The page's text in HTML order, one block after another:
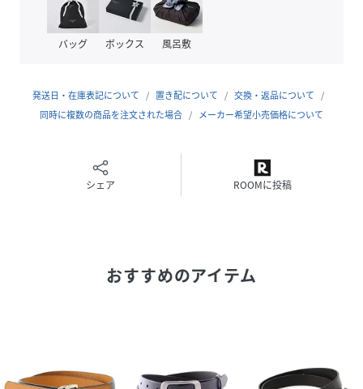
バッグ ボックス 風呂敷
発送日・在庫表記について 置き配について
交換・返品について
同時に複数の商品を注文された場合
メーカー希望小売価格について
シェア ROOMに投稿
おすすめのアイテム